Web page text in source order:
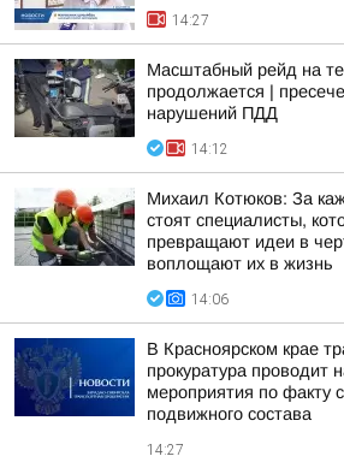
14:27
Масштабный рейд на
продолжается |
нарушений ПДД
14:12
Михаил Котюков: За
стоят специалисты,
превращают идеи в
воплощают их в жизнь
14:06
В Красноярском крае
прокуратура проводит
мероприятия по факту
подвижного состава
14:27